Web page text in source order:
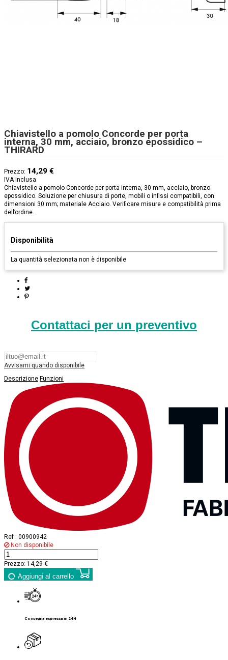
Chiavistello a pomolo Concorde per porta
interna, 30 mm, acciaio, bronzo epossidico –
THIRARD
Prezzo: 14,29 €
IVA inclusa
Chiavistello a pomolo Concorde per porta interna, 30 mm, acciaio, bronzo
epossidico. Soluzione per chiusura di porte, mobili o infissi compatibili, con
dimensioni 30 mm; materiale Acciaio. Verificare misure e compatibilità prima
dell’ordine.
Disponibilità
La quantità selezionata non è disponibile
Contattaci per un preventivo
Avvisami quando disponibile
Descrizione Funzioni
Ref : 00900942
Non disponibile
Prezzo: 14,29 €
Aggiungi al carrello
Consegna espressa in 24H